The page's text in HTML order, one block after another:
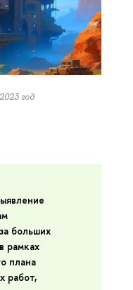
год
больших
рамках
плана
работ,